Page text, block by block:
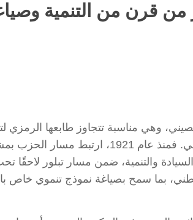
أكثر من قرن من التنمية
الشيوعي الصيني، وهي مناسبة تتجاوز طابعها
لمراجعة مسار قرن من التحولات العميقة التي أعادت صياغة الصين
والتنمية، ضمن مسار تبلور لاحقًا
بما سمح بصياغة نموذج تنموي خاص